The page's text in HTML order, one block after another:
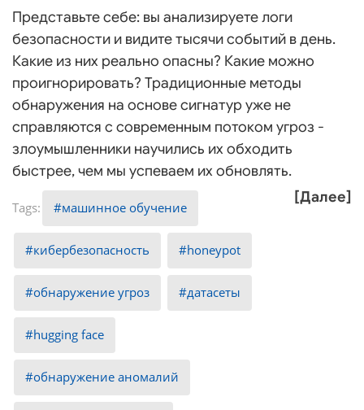
Представьте себе: вы анализируете логи
безопасности и видите тысячи событий в день.
Какие из них реально опасны? Какие можно
проигнорировать? Традиционные методы
обнаружения на основе сигнатур уже не
справляются с современным потоком угроз -
злоумышленники научились их обходить
быстрее, чем мы успеваем их обновлять.
[Далее]
машинное обучение
кибербезопасность honeypot
обнаружение угроз датасеты
hugging face
обнаружение аномалий